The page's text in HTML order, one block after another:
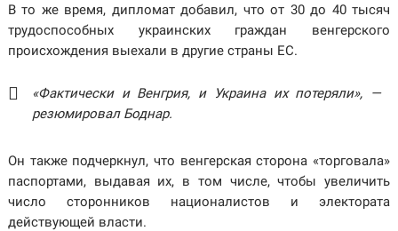
В то же время, дипломат добавил, что от 30 до 40 тысяч
трудоспособных украинских граждан венгерского
происхождения выехали в другие страны ЕС.
«Фактически и Венгрия, и Украина их потеряли», —
резюмировал Боднар.
Он также подчеркнул, что венгерская сторона «торговала»
паспортами, выдавая их, в том числе, чтобы увеличить
число сторонников националистов и электората
действующей власти.